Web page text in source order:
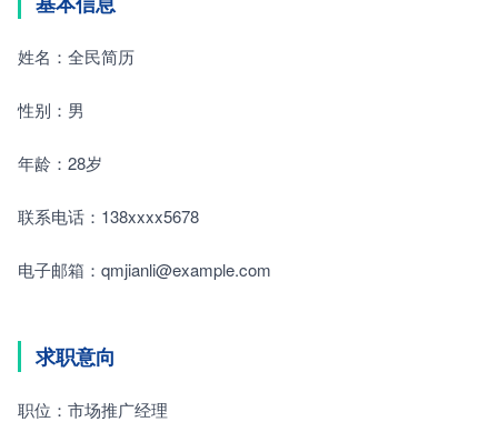
姓名：全民简历
性别：男
年龄：28岁
联系电话：138xxxx5678
电子邮箱：qmjianli@example.com
求职意向
职位：市场推广经理